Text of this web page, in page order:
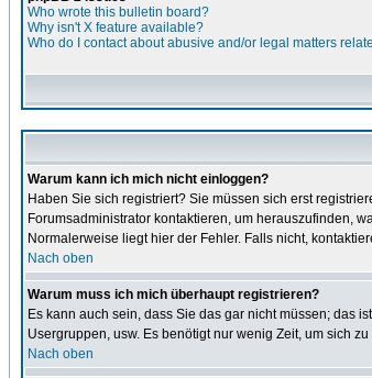
Who wrote this bulletin board?
Why isn't X feature available?
Who do I contact about abusive and/or legal matters
Warum kann ich mich nicht einloggen?
Haben Sie sich registriert? Sie müssen sich erst
Forumsadministrator kontaktieren, um herauszufinden,
Normalerweise liegt hier der Fehler. Falls nicht,
Nach oben
Warum muss ich mich überhaupt registrieren?
Es kann auch sein, dass Sie das gar nicht müssen; das
Usergruppen, usw. Es benötigt nur wenig Zeit, um sich
Nach oben